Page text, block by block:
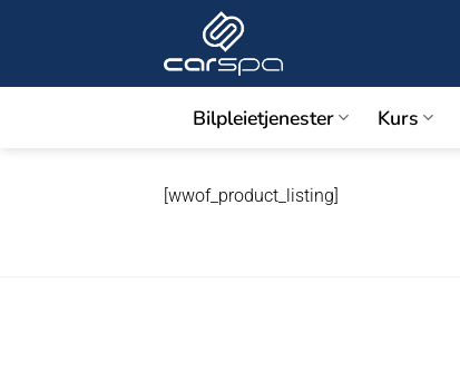
Bilpleietjenester Kurs
[wwof_product_listing]